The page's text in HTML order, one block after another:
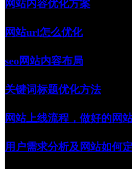
网站内容优化方案
网站url怎么优化
seo网站内容布局
关键词标题优化方法
网站上线流程，做好的网
用户需求分析及网站如何